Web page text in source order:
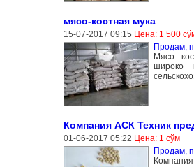
мясо-костная мука
15-07-2017 09:15 Цена: 1 500
Продам,
Мясо -
широко
Компания АСК Техник
01-06-2017 05:22 Цена: 1 сўм
Продам,